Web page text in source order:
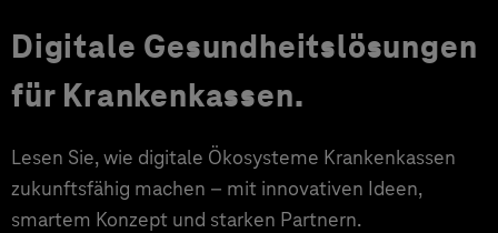
Digitale Gesundheitslösungen
für Krankenkassen.
Lesen Sie, wie digitale Ökosysteme Krankenkassen
zukunftsfähig machen – mit innovativen Ideen,
smartem Konzept und starken Partnern.